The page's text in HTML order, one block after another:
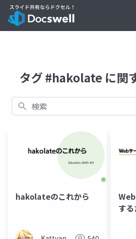
タグ #hakolate に関
検索
hakolateのこれから
す